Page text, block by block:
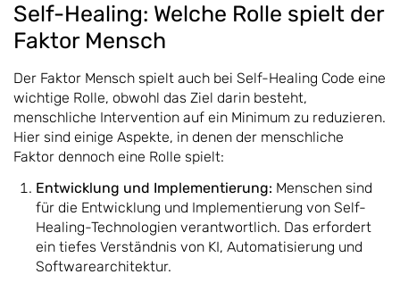
Self-Healing: Welche Rolle spielt der
Faktor Mensch
Der Faktor Mensch spielt auch bei Self-Healing Code eine
wichtige Rolle, obwohl das Ziel darin besteht,
menschliche Intervention auf ein Minimum zu reduzieren.
Hier sind einige Aspekte, in denen der menschliche
Faktor dennoch eine Rolle spielt:
Entwicklung und Implementierung: Menschen sind
für die Entwicklung und Implementierung von Self-
Healing-Technologien verantwortlich. Das erfordert
ein tiefes Verständnis von KI, Automatisierung und
Softwarearchitektur.